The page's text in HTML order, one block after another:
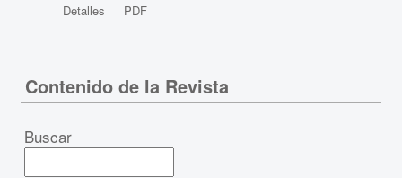
Detalles
PDF
Contenido de la Revista
Buscar